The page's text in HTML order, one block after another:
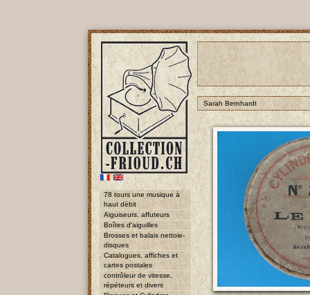
78 tours une musique à
haut débit
Aiguiseurs, affuteurs
Boîtes d'aiguilles
Brosses et balais nettoie-
disques
Catalogues, affiches et
cartes postales
contrôleur de vitesse,
répéteurs et divers
Sarah Bernhardt